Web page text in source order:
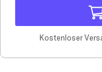
Kostenloser